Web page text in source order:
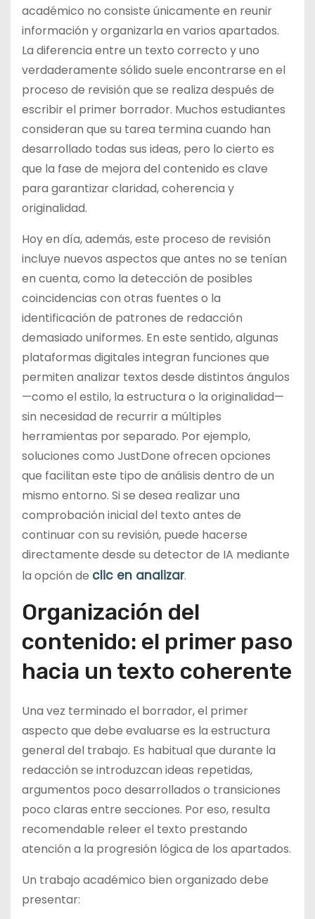
académico no consiste únicamente en reunir
información y organizarla en varios apartados.
La diferencia entre un texto correcto y uno
verdaderamente sólido suele encontrarse en el
proceso de revisión que se realiza después de
escribir el primer borrador. Muchos estudiantes
consideran que su tarea termina cuando han
desarrollado todas sus ideas, pero lo cierto es
que la fase de mejora del contenido es clave
para garantizar claridad, coherencia y
originalidad.
Hoy en día, además, este proceso de revisión
incluye nuevos aspectos que antes no se tenían
en cuenta, como la detección de posibles
coincidencias con otras fuentes o la
identificación de patrones de redacción
demasiado uniformes. En este sentido, algunas
plataformas digitales integran funciones que
permiten analizar textos desde distintos ángulos
—como el estilo, la estructura o la originalidad—
sin necesidad de recurrir a múltiples
herramientas por separado. Por ejemplo,
soluciones como JustDone ofrecen opciones
que facilitan este tipo de análisis dentro de un
mismo entorno. Si se desea realizar una
comprobación inicial del texto antes de
continuar con su revisión, puede hacerse
directamente desde su detector de IA mediante
la opción de clic en analizar.
Organización del
contenido: el primer paso
hacia un texto coherente
Una vez terminado el borrador, el primer
aspecto que debe evaluarse es la estructura
general del trabajo. Es habitual que durante la
redacción se introduzcan ideas repetidas,
argumentos poco desarrollados o transiciones
poco claras entre secciones. Por eso, resulta
recomendable releer el texto prestando
atención a la progresión lógica de los apartados.
Un trabajo académico bien organizado debe
presentar: